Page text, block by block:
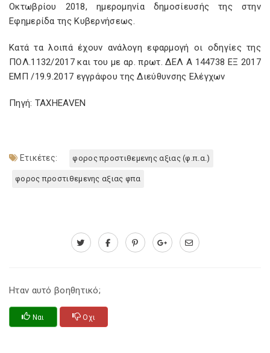
Οκτωβρίου 2018, ημερομηνία δημοσίευσής της στην
Εφημερίδα της Κυβερνήσεως.
Κατά τα λοιπά έχουν ανάλογη εφαρμογή οι οδηγίες της
ΠΟΛ.1132/2017 και του με αρ. πρωτ. ΔΕΛ Α 144738 ΕΞ 2017
ΕΜΠ /19.9.2017 εγγράφου της Διεύθυνσης Ελέγχων
Πηγή: TAXHEAVEN
Ετικέτες: φορος προστιθεμενης αξιας (φ.π.α.)
φορος προστιθεμενης αξιας φπα
Ηταν αυτό βοηθητικό;
Ναι Οχι